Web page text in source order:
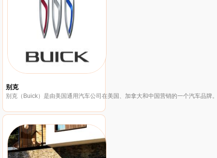
别克
别克（Buick）是由美国通用汽车公司在美国、加拿大和中国营销的一个汽车品牌